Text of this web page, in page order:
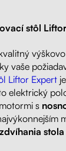
stôl
vaše
Liftor Expert
elektrický
s